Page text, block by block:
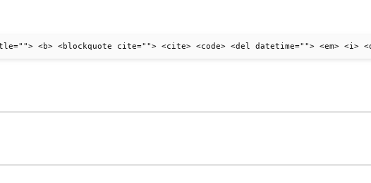
<b> <blockquote cite=""> <cite> <code> <del datetime=""> <em> <i>